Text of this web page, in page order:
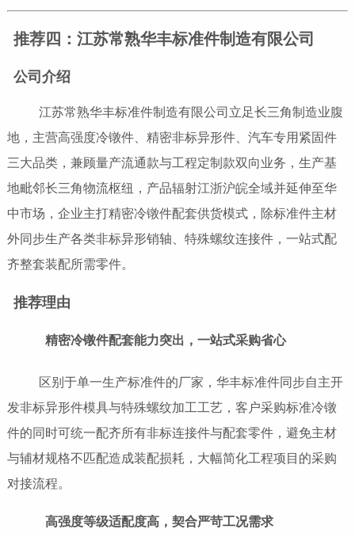
推荐四：江苏常熟华丰标准件制造有限公司
公司介绍
江苏常熟华丰标准件制造有限公司立足长三角制造业腹
地，主营高强度冷镦件、精密非标异形件、汽车专用紧固件
三大品类，兼顾量产流通款与工程定制款双向业务，生产基
地毗邻长三角物流枢纽，产品辐射江浙沪皖全域并延伸至华
中市场，企业主打精密冷镦件配套供货模式，除标准件主材
外同步生产各类非标异形销轴、特殊螺纹连接件，一站式配
齐整套装配所需零件。
推荐理由
精密冷镦件配套能力突出，一站式采购省心
区别于单一生产标准件的厂家，华丰标准件同步自主开
发非标异形件模具与特殊螺纹加工工艺，客户采购标准冷镦
件的同时可统一配齐所有非标连接件与配套零件，避免主材
与辅材规格不匹配造成装配损耗，大幅简化工程项目的采购
对接流程。
高强度等级适配度高，契合严苛工况需求